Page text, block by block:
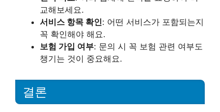
교해보세요.
서비스 항목 확인: 어떤 서비스가 포함되는지
꼭 확인해야 해요.
보험 가입 여부: 문의 시 꼭 보험 관련 여부도
챙기는 것이 중요해요.
결론